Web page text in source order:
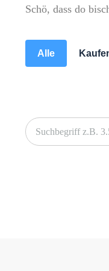
Schö, dass do
Alle